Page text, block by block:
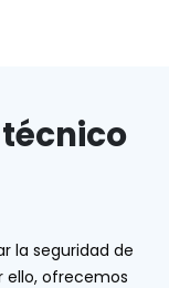
la seguridad de
ello, ofrecemos